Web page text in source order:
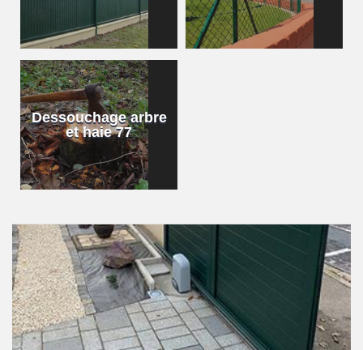
Dessouchage arbre
et haie 77